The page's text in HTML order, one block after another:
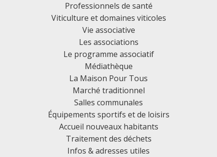
Professionnels de santé
Viticulture et domaines viticoles
Vie associative
Les associations
Le programme associatif
Médiathèque
La Maison Pour Tous
Marché traditionnel
Salles communales
Équipements sportifs et de loisirs
Accueil nouveaux habitants
Traitement des déchets
Infos & adresses utiles